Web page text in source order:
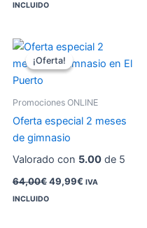
INCLUIDO
¡Oferta!
¡Oferta!
Promociones ONLINE
Oferta especial 2 meses
de gimnasio
Valorado con 5.00de 5
64,00€
El
precio
original
49,99€
El
actual
IVA
INCLUIDO